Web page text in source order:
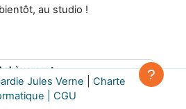
au studio !
Jules Verne
Charte
|
CGU